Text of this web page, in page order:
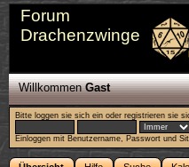
Forum
Drachenzwinge
WillkommenGast
Bitte loggen sie sich ein oderregistrieren sie
Einloggen mit Benutzername, Passwort und